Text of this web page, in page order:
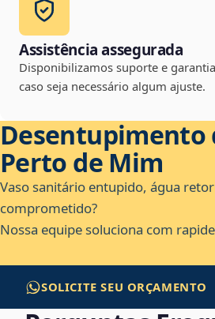
Assistência assegurada
Disponibilizamos suporte e
caso seja necessário algum ajuste.
Desentupimento
Perto de Mim
Vaso sanitário entupido, água
comprometido?
Nossa equipe soluciona com
SOLICITE SEU ORÇAMENTO